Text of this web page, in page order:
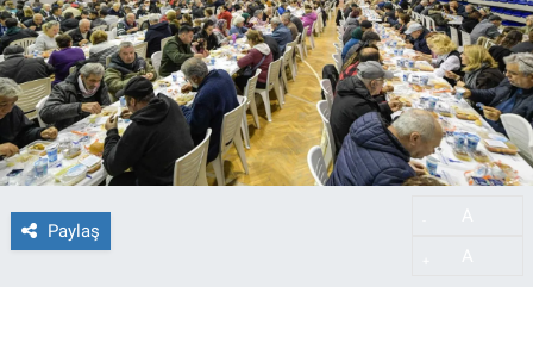
Paylaş
Künye
Son Dakika Haberleri
Haber Arşivi